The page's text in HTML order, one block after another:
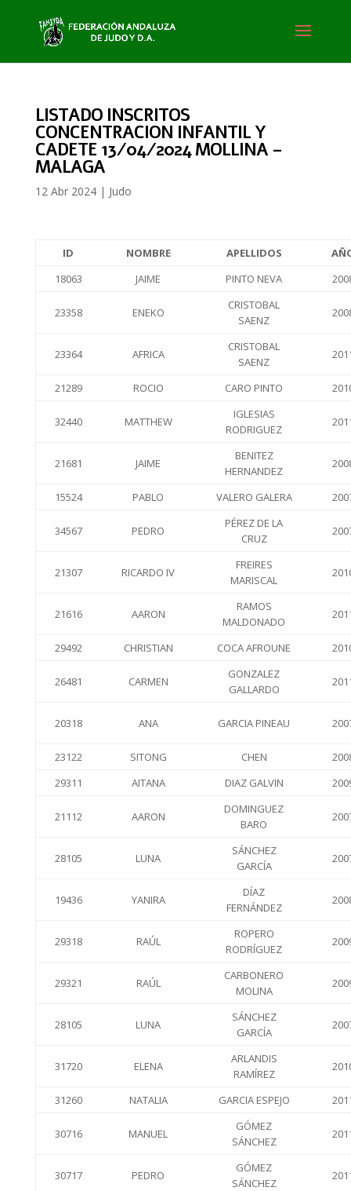
LISTADO INSCRITOS
CONCENTRACION INFANTIL Y
CADETE 13/04/2024 MOLLINA –
MALAGA
12 Abr 2024| Judo
ID NOMBRE APELLIDOS
18063
JAIME PINTO NEVA
23358 ENEKO
CRISTOBAL
SAENZ
23364 AFRICA
CRISTOBAL
SAENZ
21289 ROCIO CARO PINTO
32440 MATTHEW
IGLESIAS
RODRIGUEZ
21681 JAIME
BENITEZ
HERNANDEZ
15524 PABLO VALERO GALERA
34567 PEDRO
PÉREZ DE LA
CRUZ
21307 RICARDO IV
FREIRES
MARISCAL
21616 AARON
RAMOS
MALDONADO
29492 CHRISTIAN COCA AFROUNE
26481 CARMEN
GONZALEZ
GALLARDO
20318 ANA GARCIA PINEAU
23122 SITONG CHEN
29311
AITANA DIAZ GALVIN
21112 AARON
DOMINGUEZ
BARO
28105 LUNA
SÁNCHEZ
GARCÍA
19436 YANIRA
DÍAZ
FERNÁNDEZ
29318 RAÚL
ROPERO
RODRÍGUEZ
29321 RAÚL
CARBONERO
MOLINA
28105 LUNA
SÁNCHEZ
GARCÍA
31720 ELENA
ARLANDIS
RAMÍREZ
31260 NATALIA GARCIA ESPEJO
30716 MANUEL
GÓMEZ
SÁNCHEZ
30717 PEDRO
GÓMEZ
SÁNCHEZ